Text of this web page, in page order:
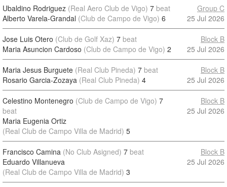
Ubaldino Rodriguez (Real Aero Club de Vigo) 7 beat
Alberto Varela-Grandal (Club de Campo de Vigo) 6
Group C
25 Jul 2026
Jose Luis Otero (Club de Golf Xaz) 7 beat
Maria Asuncion Cardoso (Club de Campo de Vigo) 2
Block B
25 Jul 2026
Maria Jesus Burguete (Real Club Pineda) 7 beat
Rosario Garcia-Zozaya (Real Club Pineda) 4
Block B
25 Jul 2026
Celestino Montenegro (Club de Campo de Vigo) 7
beat
Maria Eugenia Ortiz
(Real Club de Campo Villa de Madrid) 5
Block B
25 Jul 2026
Francisco Camina (No Club Asigned) 7 beat
Eduardo Villanueva
(Real Club de Campo Villa de Madrid) 3
Block B
25 Jul 2026